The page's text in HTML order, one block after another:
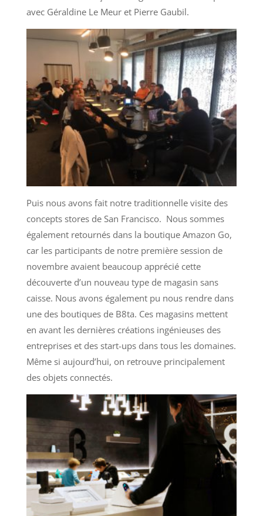
avec Géraldine Le Meur et Pierre Gaubil.
Puis nous avons fait notre traditionnelle visite des
concepts stores de San Francisco. Nous sommes
également retournés dans la boutique Amazon Go,
car les participants de notre première session de
novembre avaient beaucoup apprécié cette
découverte d’un nouveau type de magasin sans
caisse. Nous avons également pu nous rendre dans
une des boutiques de B8ta. Ces magasins mettent
en avant les dernières créations ingénieuses des
entreprises et des start-ups dans tous les domaines.
Même si aujourd’hui, on retrouve principalement
des objets connectés.